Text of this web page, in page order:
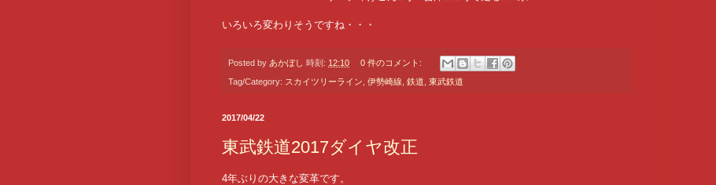
いろいろ変わりそうですね・・・
Posted by あかぼし 時刻: 12:10 0 件のコメント:
Tag/Category: スカイツリーライン, 伊勢崎線, 鉄道, 東武鉄道
2017/04/22
東武鉄道2017ダイヤ改正
4年ぶりの大きな変革です。